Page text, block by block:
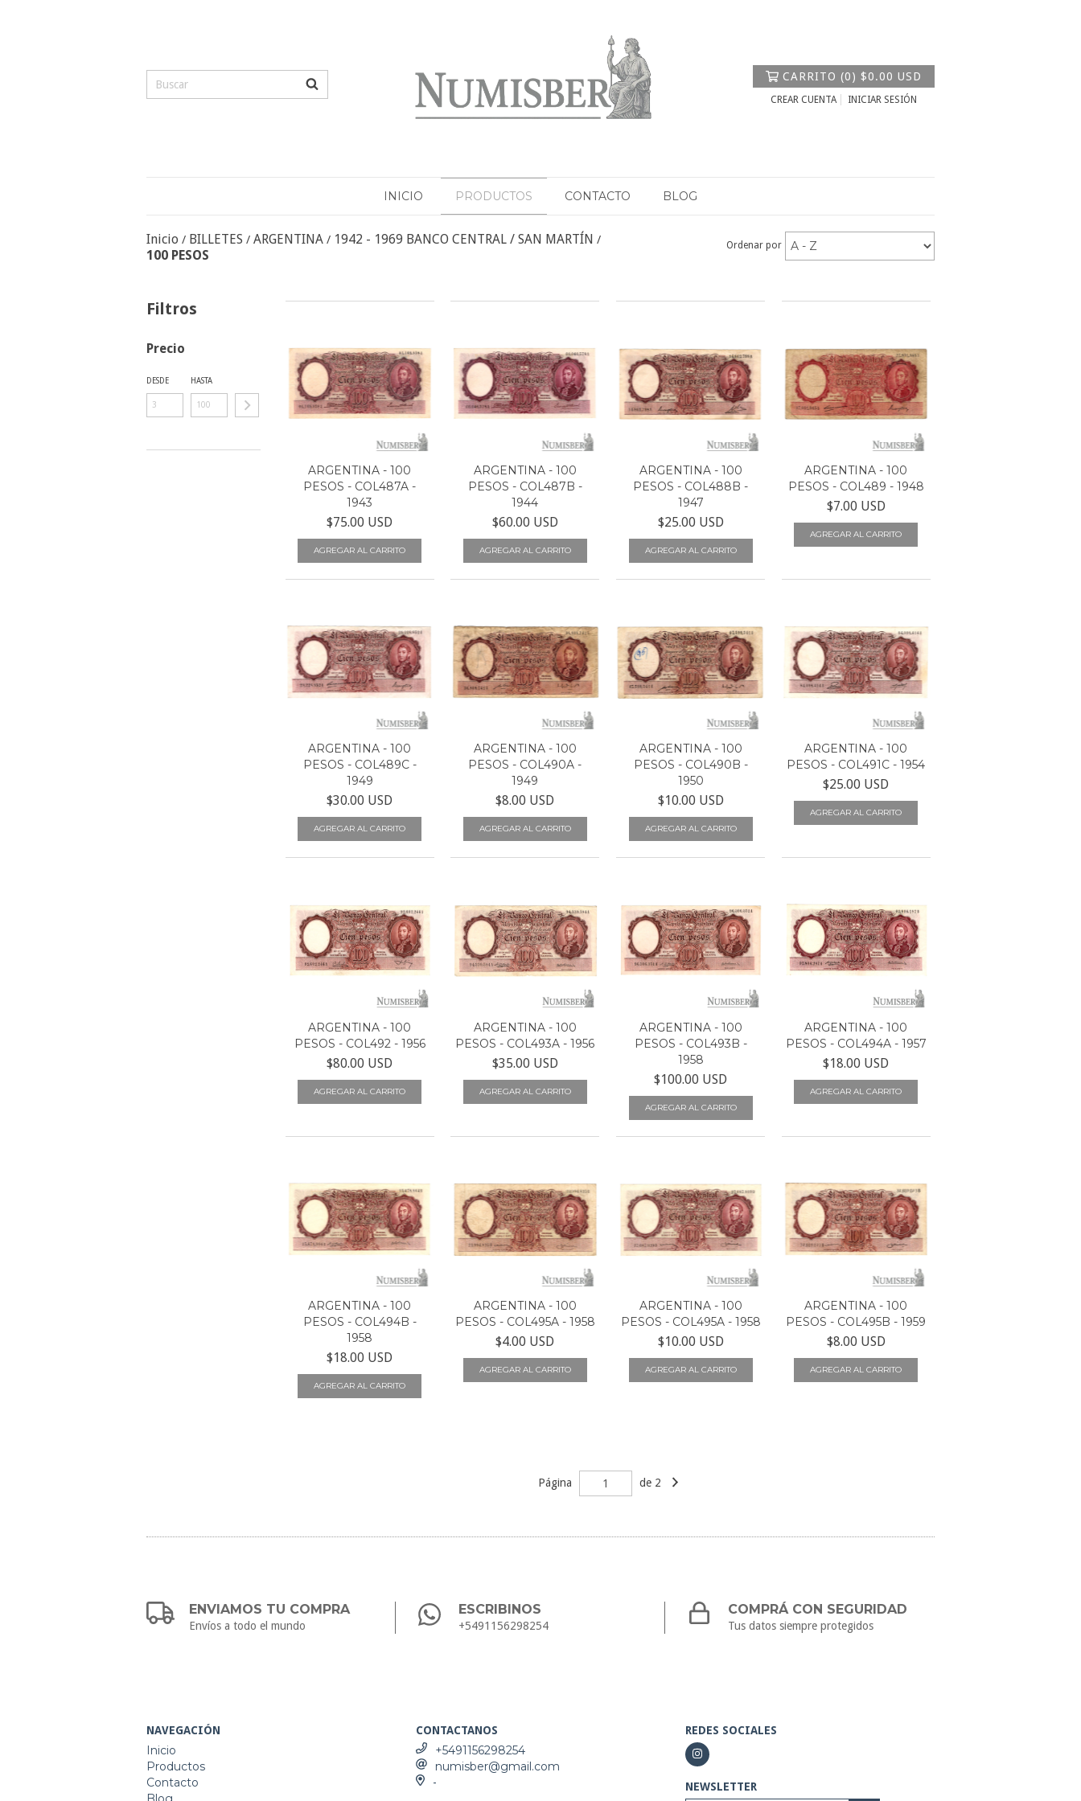
CARRITO (0) $0.00 USD
CREAR CUENTA INICIAR SESIÓN
INICIO PRODUCTOS CONTACTO BLOG
Inicio / BILLETES / ARGENTINA / 1942 - 1969 BANCO CENTRAL / SAN MARTÍN /
100 PESOS
Ordenar por
Filtros
Precio
DESDE HASTA
ARGENTINA - 100
PESOS - COL487A -
1943
$75.00 USD
ARGENTINA - 100
PESOS - COL487B -
1944
$60.00 USD
ARGENTINA - 100
PESOS - COL488B -
1947
$25.00 USD
ARGENTINA - 100
PESOS - COL489 - 1948
$7.00 USD
ARGENTINA - 100
PESOS - COL489C -
1949
$30.00 USD
ARGENTINA - 100
PESOS - COL490A -
1949
$8.00 USD
ARGENTINA - 100
PESOS - COL490B -
1950
$10.00 USD
ARGENTINA - 100
PESOS - COL491C - 1954
$25.00 USD
ARGENTINA - 100
PESOS - COL492 - 1956
$80.00 USD
ARGENTINA - 100
PESOS - COL493A - 1956
$35.00 USD
ARGENTINA - 100
PESOS - COL493B -
1958
$100.00 USD
ARGENTINA - 100
PESOS - COL494A - 1957
$18.00 USD
ARGENTINA - 100
PESOS - COL494B -
1958
$18.00 USD
ARGENTINA - 100
PESOS - COL495A - 1958
$4.00 USD
ARGENTINA - 100
PESOS - COL495A - 1958
$10.00 USD
ARGENTINA - 100
PESOS - COL495B - 1959
$8.00 USD
Página de 2
ENVIAMOS TU COMPRA
Envíos a todo el mundo
ESCRIBINOS
+5491156298254
COMPRÁ CON SEGURIDAD
Tus datos siempre protegidos
NAVEGACIÓN
Inicio
Productos
Contacto
CONTACTANOS
+5491156298254
numisber@gmail.com
-
REDES SOCIALES
NEWSLETTER